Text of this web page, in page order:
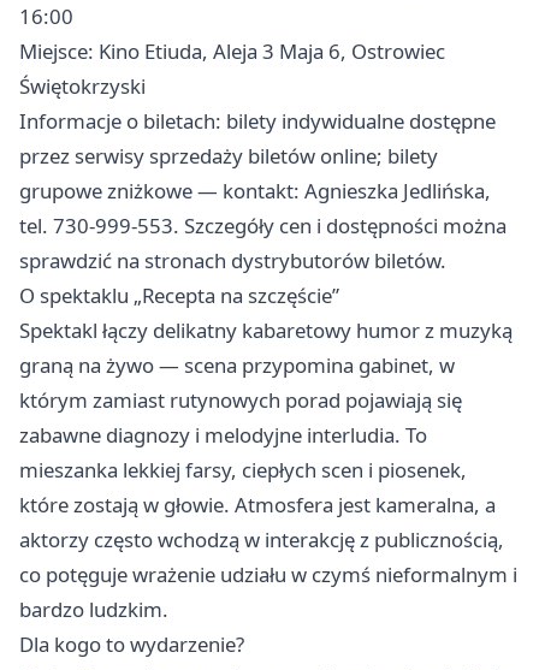
16:00
Miejsce: Kino Etiuda, Aleja 3 Maja 6, Ostrowiec
Świętokrzyski
Informacje o biletach: bilety indywidualne dostępne
przez serwisy sprzedaży biletów online; bilety
grupowe zniżkowe — kontakt: Agnieszka Jedlińska,
tel. 730-999-553. Szczegóły cen i dostępności można
sprawdzić na stronach dystrybutorów biletów.
O spektaklu „Recepta na szczęście”
Spektakl łączy delikatny kabaretowy humor z muzyką
graną na żywo — scena przypomina gabinet, w
którym zamiast rutynowych porad pojawiają się
zabawne diagnozy i melodyjne interludia. To
mieszanka lekkiej farsy, ciepłych scen i piosenek,
które zostają w głowie. Atmosfera jest kameralna, a
aktorzy często wchodzą w interakcję z publicznością,
co potęguje wrażenie udziału w czymś nieformalnym i
bardzo ludzkim.
Dla kogo to wydarzenie?